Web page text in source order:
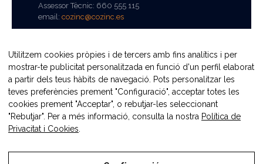
Assessor Tècnic: 660 555 115
email: cozinc@cozinc.es
© CobreZinc. Tots els drets reservats.
Utilitzem cookies pròpies i de tercers amb fins analítics i per
mostrar-te publicitat personalitzada en funció d'un perfil elaborat
a partir dels teus hàbits de navegació. Pots personalitzar les
teves preferències prement "Configuració", acceptar totes les
cookies prement "Acceptar", o rebutjar-les seleccionant
"Rebutjar". Per a més informació, consulta la nostra Política de
Privacitat i Cookies